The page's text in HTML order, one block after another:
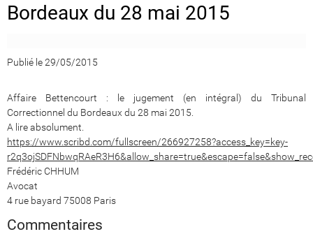
Bordeaux du 28 mai 2015
Publié le 29/05/2015
Affaire Bettencourt : le jugement (en intégral) du Tribunal
Correctionnel du Bordeaux du 28 mai 2015.
A lire absolument.
https://www.scribd.com/fullscreen/266927258?access_key=key-
Frédéric CHHUM
Avocat
4 rue bayard 75008 Paris
Commentaires